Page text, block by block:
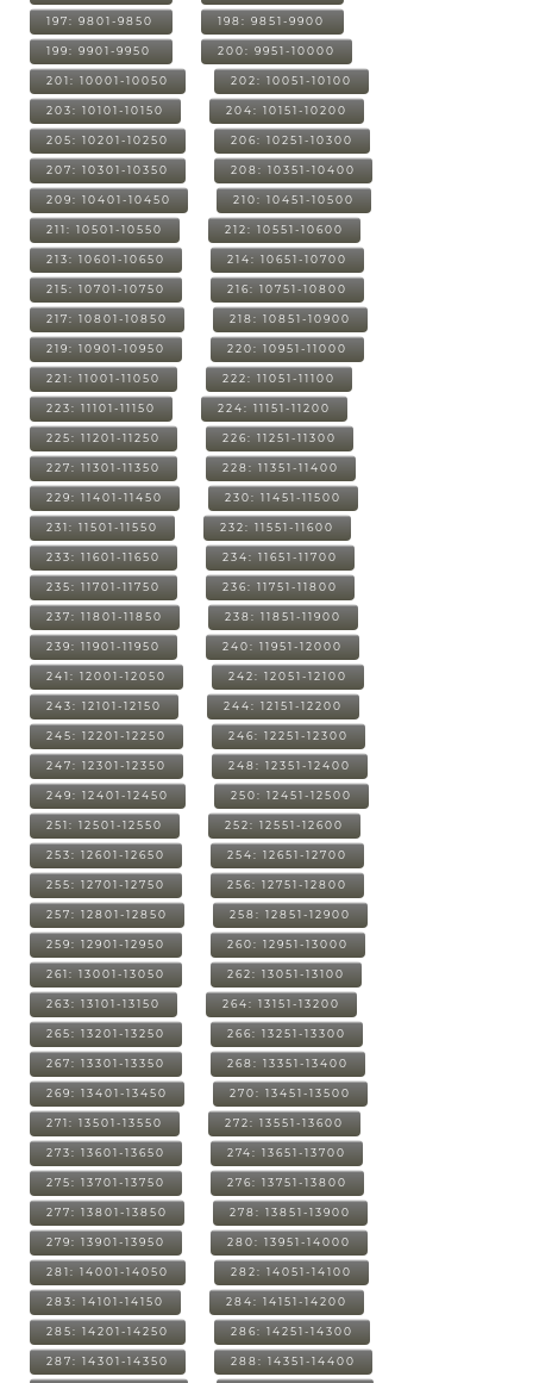
197: 9801-9850 198: 9851-9900
199: 9901-9950 200: 9951-10000
201: 10001-10050 202: 10051-10100
203: 10101-10150 204: 10151-10200
205: 10201-10250 206: 10251-10300
207: 10301-10350 208: 10351-10400
209: 10401-10450 210: 10451-10500
211: 10501-10550 212: 10551-10600
213: 10601-10650 214: 10651-10700
215: 10701-10750 216: 10751-10800
217: 10801-10850 218: 10851-10900
219: 10901-10950 220: 10951-11000
221: 11001-11050 222: 11051-11100
223: 11101-11150 224: 11151-11200
225: 11201-11250 226: 11251-11300
227: 11301-11350 228: 11351-11400
229: 11401-11450 230: 11451-11500
231: 11501-11550 232: 11551-11600
233: 11601-11650 234: 11651-11700
235: 11701-11750 236: 11751-11800
237: 11801-11850 238: 11851-11900
239: 11901-11950 240: 11951-12000
241: 12001-12050 242: 12051-12100
243: 12101-12150 244: 12151-12200
245: 12201-12250 246: 12251-12300
247: 12301-12350 248: 12351-12400
249: 12401-12450 250: 12451-12500
251: 12501-12550 252: 12551-12600
253: 12601-12650 254: 12651-12700
255: 12701-12750 256: 12751-12800
257: 12801-12850 258: 12851-12900
259: 12901-12950 260: 12951-13000
261: 13001-13050 262: 13051-13100
263: 13101-13150 264: 13151-13200
265: 13201-13250 266: 13251-13300
267: 13301-13350 268: 13351-13400
269: 13401-13450 270: 13451-13500
271: 13501-13550 272: 13551-13600
273: 13601-13650 274: 13651-13700
275: 13701-13750 276: 13751-13800
277: 13801-13850 278: 13851-13900
279: 13901-13950 280: 13951-14000
281: 14001-14050 282: 14051-14100
283: 14101-14150 284: 14151-14200
285: 14201-14250 286: 14251-14300
287: 14301-14350 288: 14351-14400